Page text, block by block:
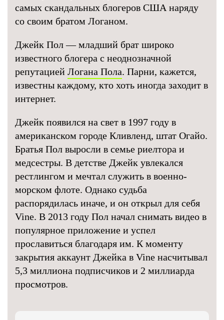
самых скандальных блогеров США наряду
со своим братом Логаном.
Джейк Пол — младший брат широко
известного блогера с неоднозначной
репутацией Логана Пола. Парни, кажется,
известны каждому, кто хоть иногда заходит в
интернет.
Джейк появился на свет в 1997 году в
американском городе Кливленд, штат Огайо.
Братья Пол выросли в семье риелтора и
медсестры. В детстве Джейк увлекался
рестлингом и мечтал служить в военно-
морском флоте. Однако судьба
распорядилась иначе, и он открыл для себя
Vine. В 2013 году Пол начал снимать видео в
популярное приложение и успел
прославиться благодаря им. К моменту
закрытия аккаунт Джейка в Vine насчитывал
5,3 миллиона подписчиков и 2 миллиарда
просмотров.